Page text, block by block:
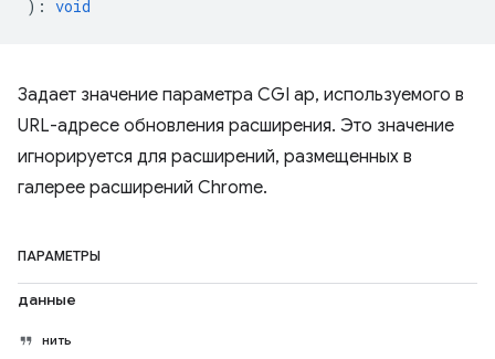
) : void
Задает значение параметра CGI ap, используемого в
URL-адресе обновления расширения. Это значение
игнорируется для расширений, размещенных в
галерее расширений Chrome.
ПАРАМЕТРЫ
данные
нить